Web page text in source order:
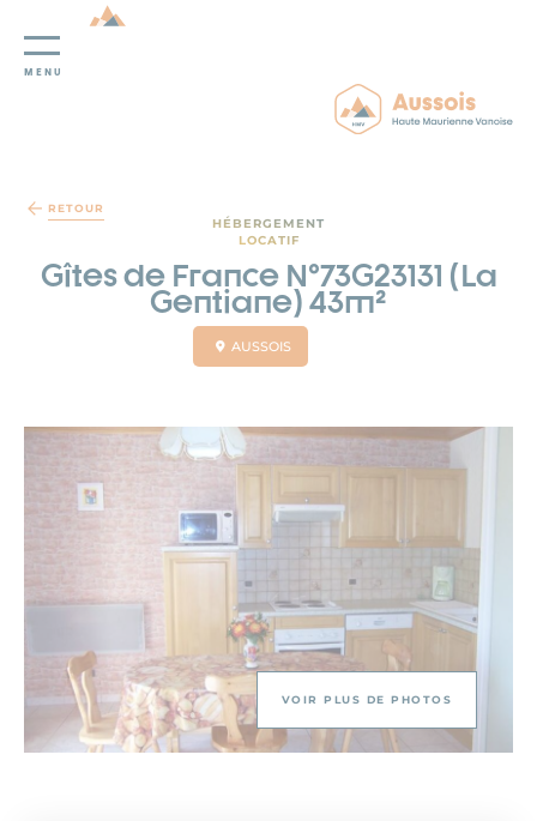
MENU
RETOUR
HÉBERGEMENT
LOCATIF
Gîtes de France N°73G23131 (La
Gentiane) 43m²
AUSSOIS
VOIR PLUS DE PHOTOS